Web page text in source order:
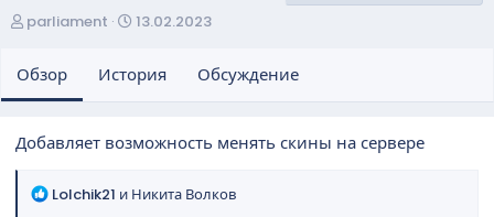
А
т
о
parliament
Д
а
з
а
13.02.2023
Обзор История Обсуждение
Добавляет возможность менять скины на сервере
Р
Lolchik21 и Никита Волков